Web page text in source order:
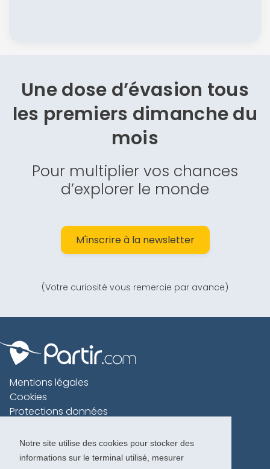
Notre site utilise des cookies pour stocker des
informations sur le terminal utilisé, mesurer
Une dose d’évasion tous
les premiers dimanche du
mois
Pour multiplier vos chances
d’explorer le monde
M'inscrire à la newsletter
(Votre curiosité vous remercie par avance)
Mentions légales
Cookies
Protections données
Charte voyageur
Copyright 1996-2026